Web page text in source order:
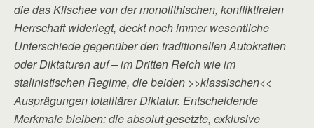
die das Klischee von der monolithischen, konfliktfreien
Herrschaft widerlegt, deckt noch immer wesentliche
Unterschiede gegenüber den traditionellen Autokratien
oder Diktaturen auf – im Dritten Reich wie im
stalinistischen Regime, die beiden >>klassischen<<
Ausprägungen totalitärer Diktatur. Entscheidende
Merkmale bleiben: die absolut gesetzte, exklusive